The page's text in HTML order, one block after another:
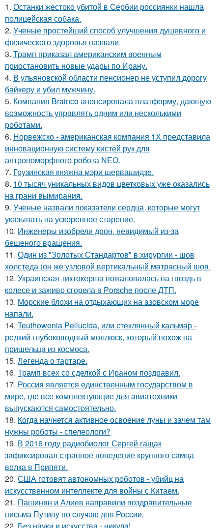
1. Останки жестоко убитой в Сербии россиянки нашла
полицейская собака.
2. Ученые простейший способ улучшения душевного и
физического здоровья назвали.
3. Трамп приказал американским военным
приостановить новые удары по Ирану.
4. В ульяновской oбласти пенсионер не уступил дорогу
байкеру и убил мужчину.
5. Компания Brainco анонсировала платформу, дающую
возможность управлять одним или несколькими
роботами.
6. Норвежско - американская компания 1X представила
инновационную систему кистей рук для
антропоморфного робота NEO.
7. Грузинская княжна мэри шервашидзе.
8. 10 тысяч уникальных видов цветковых уже оказались
на грани вымирания.
9. Ученые назвали показатели сердца, которые могут
указывать на ускоренное старение.
10. Инженеры изобрели дрон, невидимый из-за
бешеного вращения.
11. Один из "Золотых Стандартов" в хирургии - шов
холстеда (он же узловой вертикальный матрасный шов.
12. Украинская тиктокерша пожаловалась на гвоздь в
колесе и заживо сгорела в Porsche после ДТП.
13. Морские блохи на отдыхающих на азовском море
напали.
14. Teuthowenia Pellucida, или стеклянный кальмар -
редкий глубоководный моллюск, который похож на
пришельца из космоса.
15. Легенда о тартаре.
16. Трамп всех со сделкой с Ираном поздравил.
17. Россия является единственным государством в
мире, где все комплектующие для авиатехники
выпускаются самостоятельно.
18. Когда начнется активное освоение луны и зачем там
нужны роботы - спелеологи?
19. В 2016 году радиобиолог Сергей гащак
зафиксировал странное поведение крупного самца
волка в Припяти.
20. США готовят автономных роботов - убийц на
искусственном интеллекте для войны с Китаем.
21. Пашинян и Алиев направили поздравительные
письма Путину по случаю дня России.
22. Без науки и искусства - никуда!